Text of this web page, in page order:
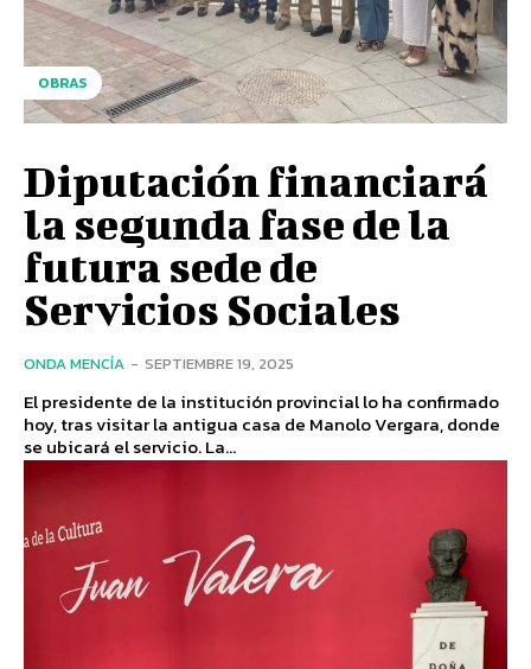
OBRAS
Diputación financiará
la segunda fase de la
futura sede de
Servicios Sociales
ONDA MENCÍA - SEPTIEMBRE 19, 2025
El presidente de la institución provincial lo ha confirmado
hoy, tras visitar la antigua casa de Manolo Vergara, donde
se ubicará el servicio. La...